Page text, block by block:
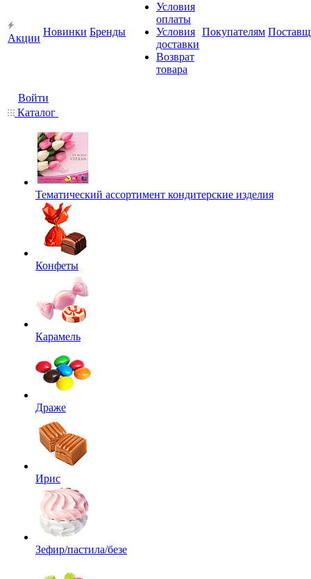
Акции
Новинки Бренды
Условия
оплаты
Условия
доставки
Возврат
товара
Покупателям
Войти
Каталог
Тематический ассортимент кондитерские изделия
Конфеты
Карамель
Драже
Ирис
Зефир/пастила/безе